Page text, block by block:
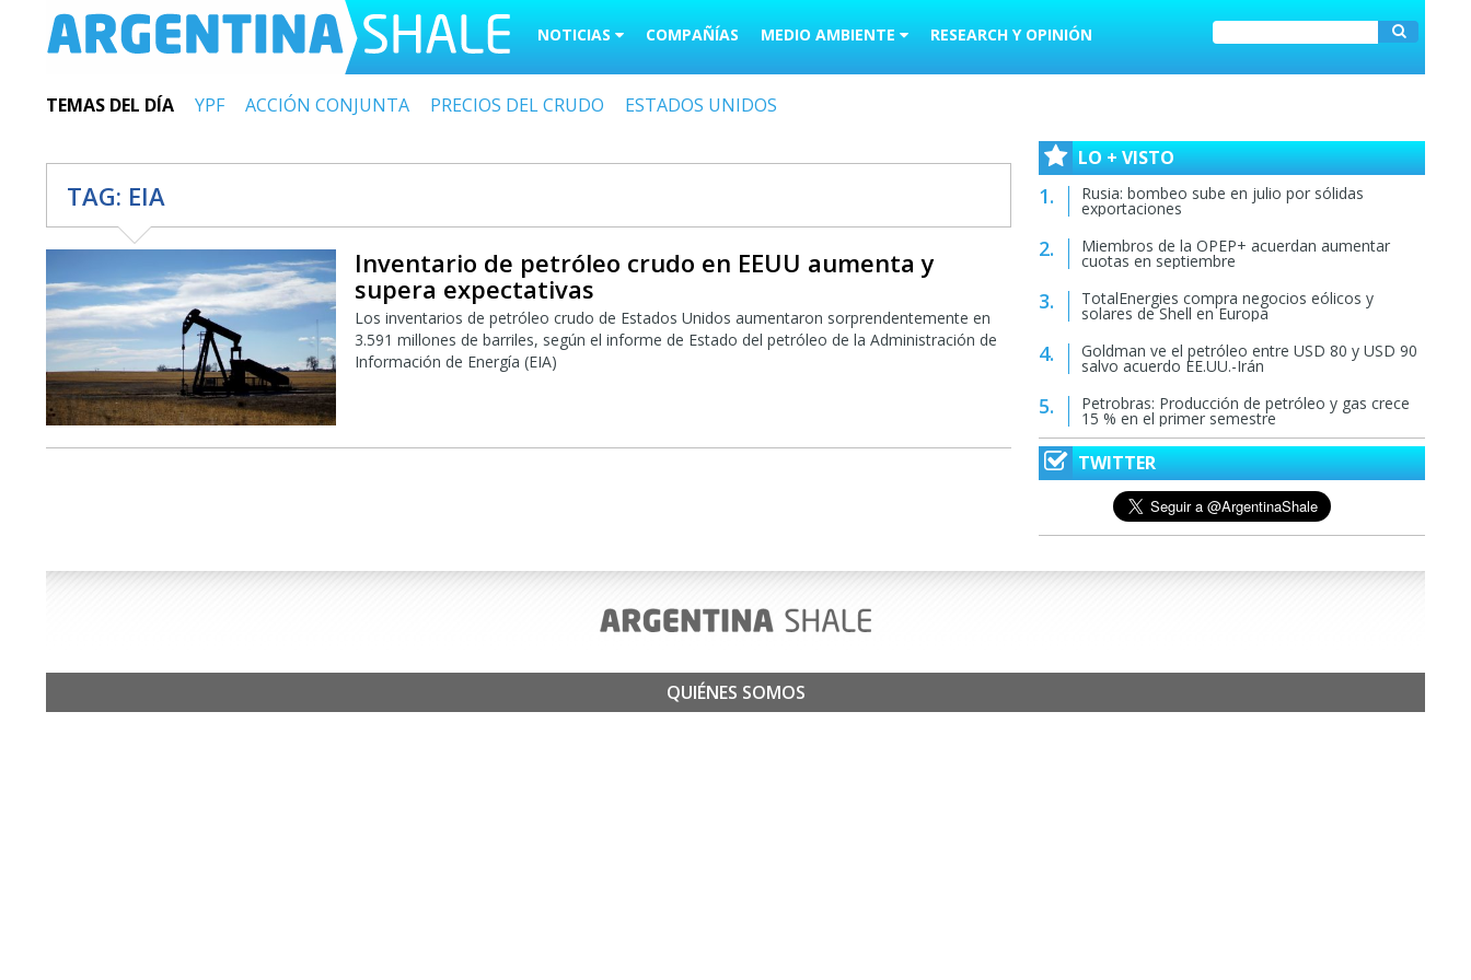
NOTICIAS COMPAÑÍAS MEDIO AMBIENTE RESEARCH Y OPINIÓN
TEMAS DEL DÍA YPF ACCIÓN CONJUNTA PRECIOS DEL CRUDO ESTADOS UNIDOS
TAG: EIA
Inventario de petróleo crudo en EEUU aumenta y
supera expectativas
Los inventarios de petróleo crudo de Estados Unidos aumentaron sorprendentemente en
3.591 millones de barriles, según el informe de Estado del petróleo de la Administración de
Información de Energía (EIA)
LO + VISTO
Rusia: bombeo sube en julio por sólidas
exportaciones
Miembros de la OPEP+ acuerdan aumentar
cuotas en septiembre
TotalEnergies compra negocios eólicos y
solares de Shell en Europa
Goldman ve el petróleo entre USD 80 y USD 90
salvo acuerdo EE.UU.-Irán
Petrobras: Producción de petróleo y gas crece
15 % en el primer semestre
TWITTER
QUIÉNES SOMOS